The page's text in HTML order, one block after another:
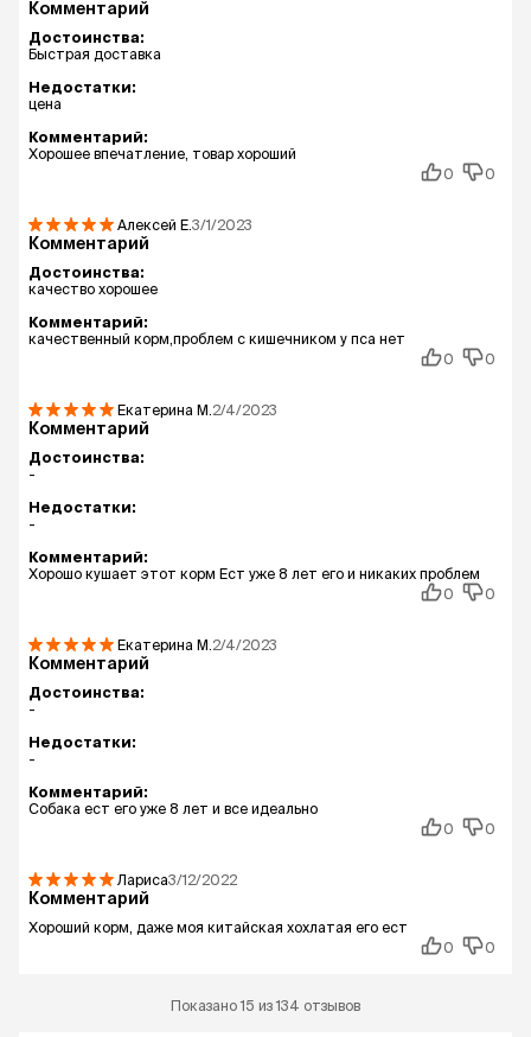
Комментарий
Достоинства:
Быстрая доставка
Недостатки:
цена
Комментарий:
Хорошее впечатление, товар хороший
0
0
Алексей Е. 3/1/2023
Комментарий
Достоинства:
качество хорошее
Комментарий:
качественный корм,проблем с кишечником у пса нет
0
0
Екатерина М. 2/4/2023
Комментарий
Достоинства:
-
Недостатки:
-
Комментарий:
Хорошо кушает этот корм Ест уже 8 лет его и никаких проблем
0
0
Екатерина М. 2/4/2023
Комментарий
Достоинства:
-
Недостатки:
-
Комментарий:
Собака ест его уже 8 лет и все идеально
0
0
Лариса3/12/2022
Комментарий
Хороший корм, даже моя китайская хохлатая его ест
0
0
Показано 15 из 134 отзывов